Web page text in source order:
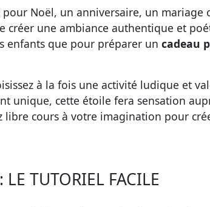
Noël, un anniversaire, un mariage
une ambiance authentique et
enfants que pour préparer un cadeau
à la fois une activité ludique et
unique, cette étoile fera sensation
libre cours à votre imagination pour
TUTORIEL FACILE